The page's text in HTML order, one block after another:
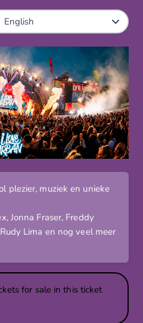
plezier, muziek en unieke
Jonna Fraser, Freddy
Lima en nog veel meer
for sale in this ticket